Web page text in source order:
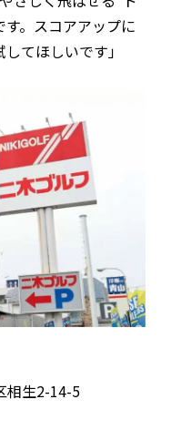
。スコアアップに
てほしいです」
相生2-14-5